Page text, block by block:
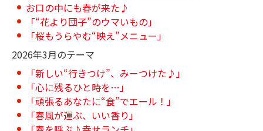
お口の中にも春が来た♪
「“花より団子”のウマいもの」
「桜もうらやむ“映え”メニュー」
2026年3月のテーマ
「新しい“行きつけ”、みーつけた♪」
「心に残るひと時を…」
「頑張るあなたに“食”でエール！」
「春風が運ぶ、いい香り」